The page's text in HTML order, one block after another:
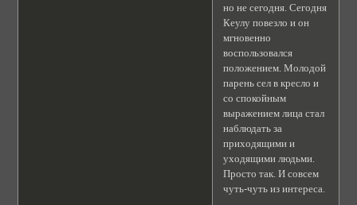
но не сегодня. Сегодня
Кеулу повезло и он
мгновенно
воспользовался
положением. Молодой
парень сел в кресло и
со спокойным
выражением лица стал
наблюдать за
приходящими и
уходящими людьми.
Просто так. И совсем
чуть-чуть из интереса.